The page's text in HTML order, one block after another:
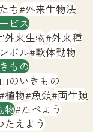
大
ーとは
ち 外来生物法
ビス
外来生物 外来種
ボル 軟体動物
もの
山のいきもの
植物 魚類 両生類
物 たべよう
たえよう